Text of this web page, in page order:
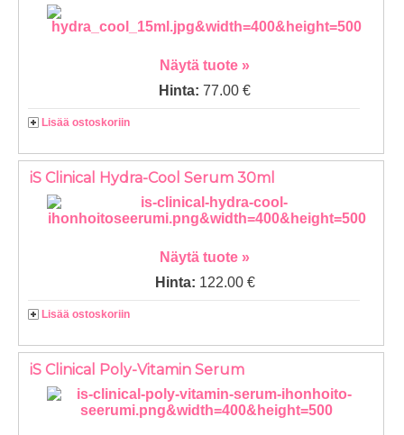
Näytä tuote »
Hinta:77.00 €
Lisää ostoskoriin
iS Clinical Hydra-Cool Serum 30ml
Näytä tuote »
Hinta: 122.00 €
Lisää ostoskoriin
iS Clinical Poly-Vitamin Serum